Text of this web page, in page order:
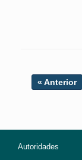
Post navigation
« Anterior
Autoridades